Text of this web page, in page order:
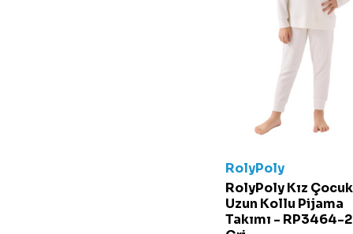
RolyPoly
RolyPoly Kız Çocuk
Uzun Kollu Pijama
Takımı - RP3464-